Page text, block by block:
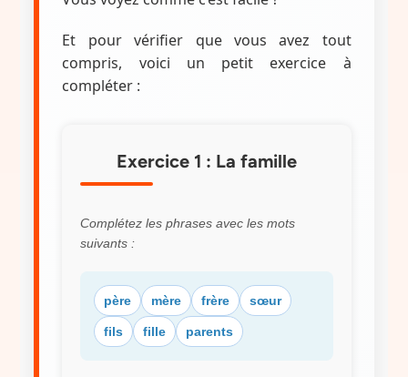
Et pour vérifier que vous avez tout
compris, voici un petit exercice à
compléter :
Exercice 1 : La famille
Complétez les phrases avec les mots
suivants :
père mère frère sœur
fils fille parents